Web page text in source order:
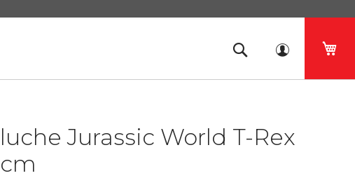
Jurassic World T-Rex